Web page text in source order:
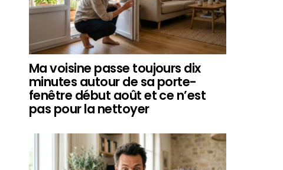
Ma voisine passe toujours dix
minutes autour de sa porte-
fenêtre début août et ce n’est
pas pour la nettoyer